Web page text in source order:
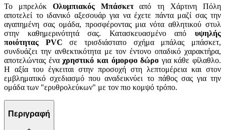
Το μπρελόκ Ολυμπιακός Μπάσκεταπό τη Χάρτινη Πόλη
αποτελεί το ιδανικό αξεσουάρ για να έχετε πάντα μαζί σας την
αγαπημένη σας ομάδα, προσφέροντας μια νότα αθλητικού στυλ
στην καθημερινότητά σας. Κατασκευασμένο από υψηλής
ποιότητας PVC σε τρισδιάστατο σχήμα μπάλας μπάσκετ,
συνδυάζει την ανθεκτικότητα με τον έντονο οπαδικό χαρακτήρα,
αποτελώντας έναχρηστικό και όμορφο δώρο για κάθε φίλαθλο.
Η αξία του έγκειται στην προσοχή στη λεπτομέρεια και στον
εμβληματικό σχεδιασμό που αναδεικνύει το πάθος σας για την
ομάδα των "ερυθρολεύκων" με τον πιο κομψό τρόπο.
Περιγραφή